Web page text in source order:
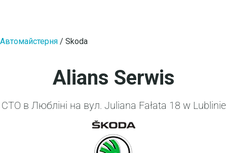
Автомайстерня / Skoda
Alians Serwis
CTO в Любліні на вул. Juliana Fałata 18 w Lublinie